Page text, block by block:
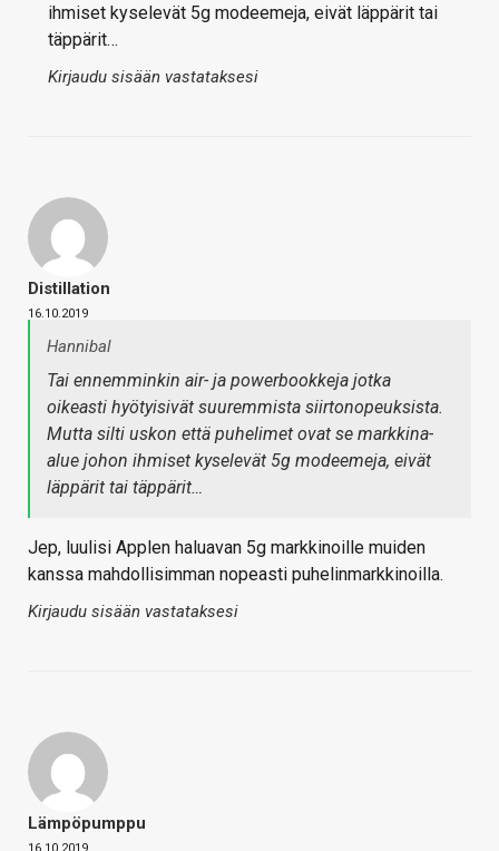
ihmiset kyselevät 5g modeemeja, eivät läppärit tai
täppärit…
Kirjaudu sisään vastataksesi
Distillation
16.10.2019
Hannibal
Tai ennemminkin air- ja powerbookkeja jotka
oikeasti hyötyisivät suuremmista siirtonopeuksista.
Mutta silti uskon että puhelimet ovat se markkina-
alue johon ihmiset kyselevät 5g modeemeja, eivät
läppärit tai täppärit…
Jep, luulisi Applen haluavan 5g markkinoille muiden
kanssa mahdollisimman nopeasti puhelinmarkkinoilla.
Kirjaudu sisään vastataksesi
Lämpöpumppu